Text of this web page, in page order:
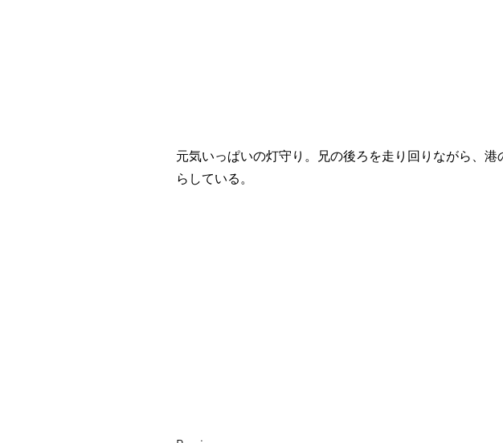
元気いっぱいの灯守り。兄の後ろを走り回りながら、港
らしている。